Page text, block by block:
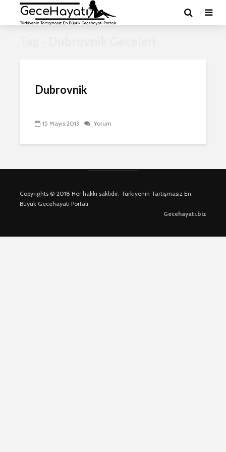
Dubrovnik
15 Mayıs 2013 Yorum
Copyrights © 2018 Her hakkı saklıdır. Türkiyenin Tartışmasız En
Büyük Gecehayatı Portalı
Gecehayatı.biz